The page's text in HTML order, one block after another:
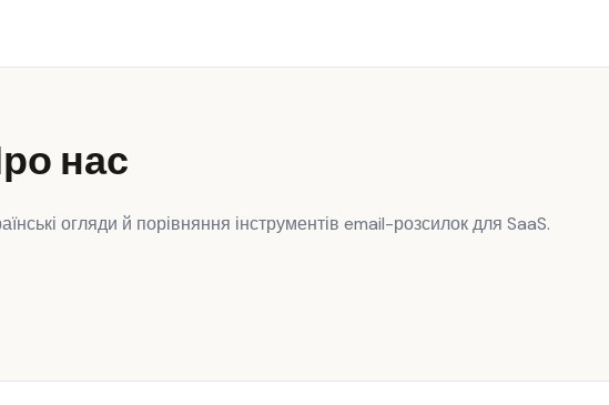
нас
огляди й порівняння інструментів email-розсилок для SaaS.